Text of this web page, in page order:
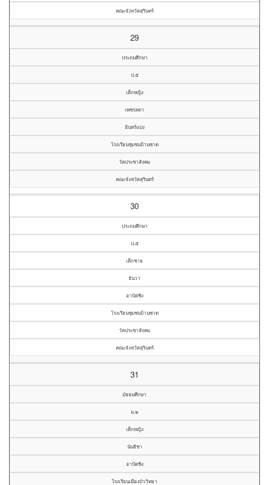
คณะจังหวัดสุรินทร์
29
ประถมศึกษา
ป.๕
เด็กหญิง
เพชรลดา
อินทร์แปง
โรงเรียนชุมชนบ้านซาด
วัดประชาสังคม
คณะจังหวัดสุรินทร์
30
ประถมศึกษา
ป.๕
เด็กชาย
ธันวา
อาปัดชิง
โรงเรียนชุมชนบ้านซาด
วัดประชาสังคม
คณะจังหวัดสุรินทร์
31
มัธยมศึกษา
ม.๒
เด็กหญิง
นันธิชา
อาปัดชิง
โรงเรียนเมืองบัววิทยา